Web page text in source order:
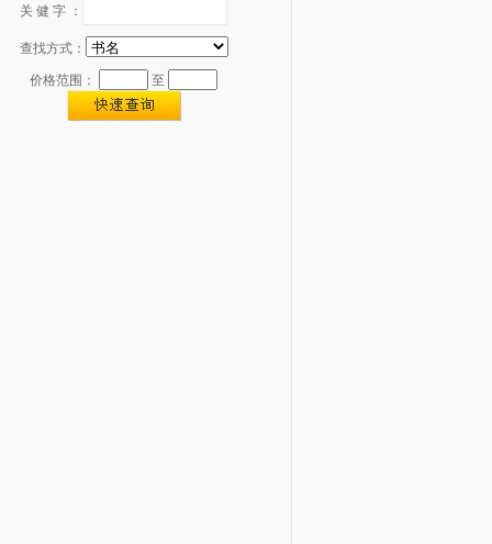
关 健 字 ：
查找方式：
价格范围： 至